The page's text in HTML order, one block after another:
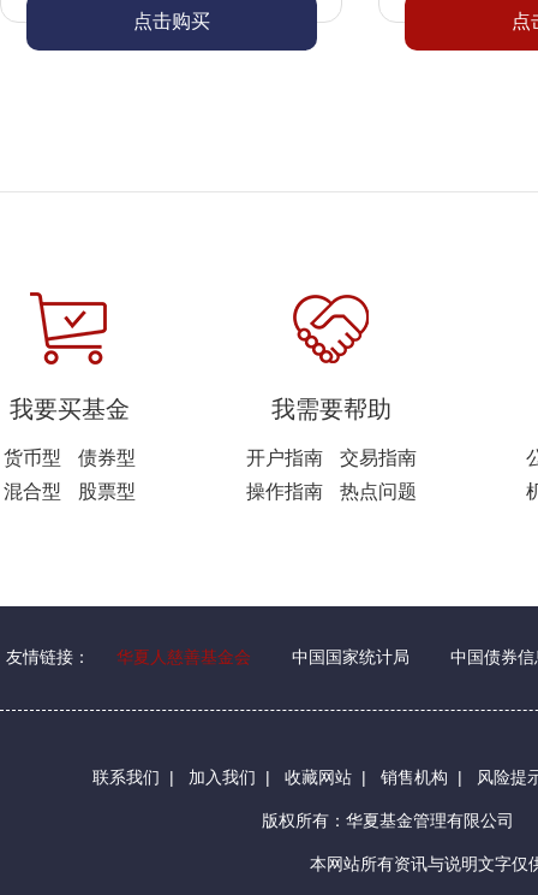
点击购买 点
我要买基金
货币型
债券型
混合型
股票型
我需要帮助
开户指南
交易指南
操作指南
热点问题
友情链接： 华夏人慈善基金会 中国国家统计局 中国债券信
联系我们 | 加入我们 | 收藏网站 | 销售机构 | 风险提
版权所有：华夏基金管理有限公司
本网站所有资讯与说明文字仅